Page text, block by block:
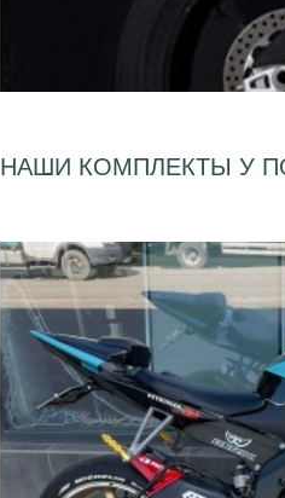
НАШИ КОМПЛЕКТЫ У